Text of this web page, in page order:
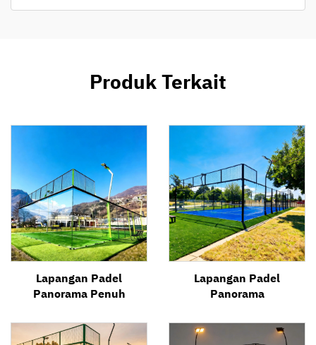
Produk Terkait
Lapangan Padel
Panorama Penuh
Lapangan Padel
Panorama